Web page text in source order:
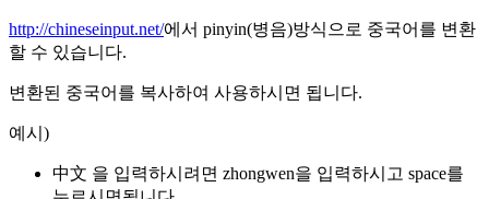
http://chineseinput.net/에서 pinyin(병음)방식으로 중국어를 변환
할 수 있습니다.
변환된 중국어를 복사하여 사용하시면 됩니다.
예시)
中文 을 입력하시려면 zhongwen을 입력하시고 space를